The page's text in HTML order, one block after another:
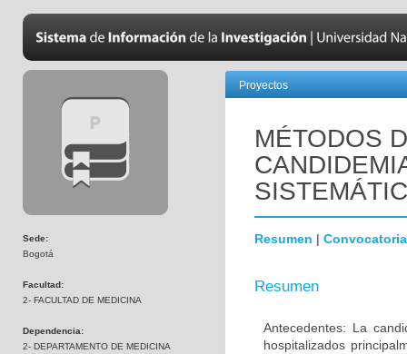
Sede:
Bogotá
Facultad:
2- FACULTAD DE MEDICINA
Dependencia:
2- DEPARTAMENTO DE MEDICINA
Proyectos
MÉTODOS
Resumen | Convocatoria
Resumen
Antecedentes: La
hospitalizados